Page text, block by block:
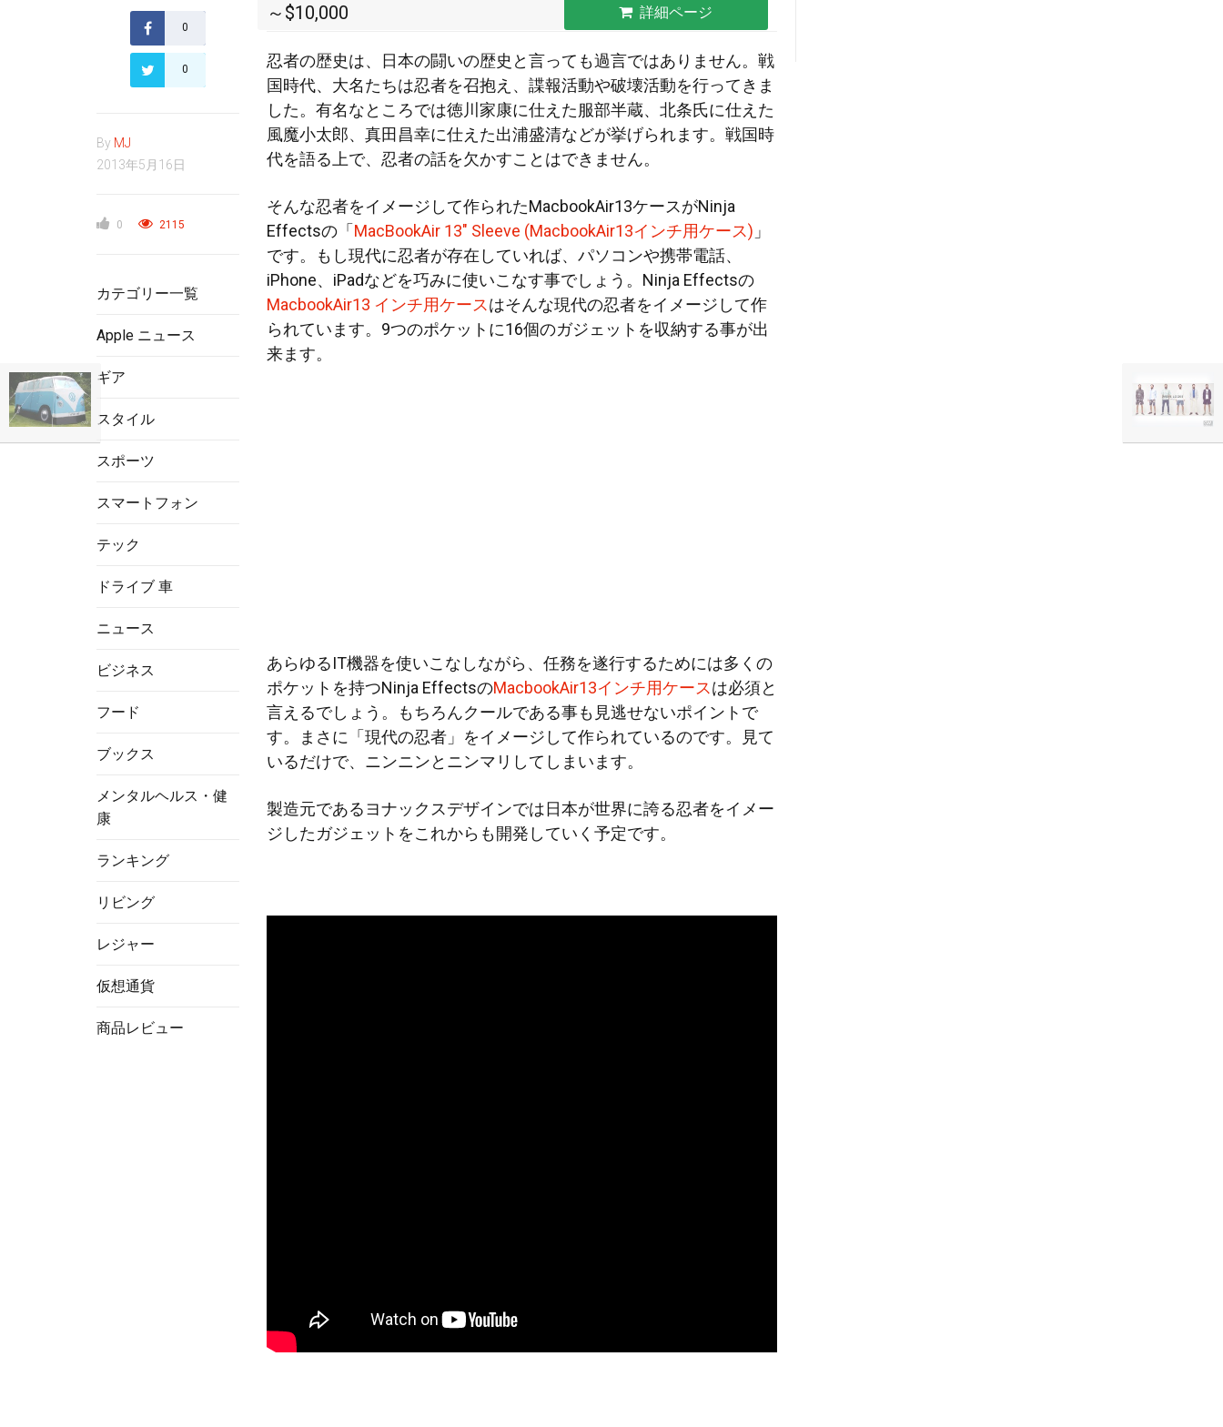
0
0
By MJ
2013年5月16日
0 2115
カテゴリー一覧
Apple ニュース
ギア
スタイル
スポーツ
スマートフォン
テック
ドライブ 車
ニュース
ビジネス
フード
ブックス
メンタルヘルス・健
康
ランキング
リビング
レジャー
仮想通貨
商品レビュー
～$10,000 詳細ページ
忍者の歴史は、日本の闘いの歴史と言っても過言ではありません。戦
国時代、大名たちは忍者を召抱え、諜報活動や破壊活動を行ってきま
した。有名なところでは徳川家康に仕えた服部半蔵、北条氏に仕えた
風魔小太郎、真田昌幸に仕えた出浦盛清などが挙げられます。戦国時
代を語る上で、忍者の話を欠かすことはできません。
そんな忍者をイメージして作られたMacbookAir13ケースがNinja
Effectsの「MacBookAir 13″ Sleeve (MacbookAir13インチ用ケース) 」
です。もし現代に忍者が存在していれば、パソコンや携帯電話、
iPhone、iPadなどを巧みに使いこなす事でしょう。Ninja Effectsの
MacbookAir13 インチ用ケースはそんな現代の忍者をイメージして作
られています。9つのポケットに16個のガジェットを収納する事が出
来ます。
あらゆるIT機器を使いこなしながら、任務を遂行するためには多くの
ポケットを持つNinja EffectsのMacbookAir13インチ用ケースは必須と
言えるでしょう。もちろんクールである事も見逃せないポイントで
す。まさに「現代の忍者」をイメージして作られているのです。見て
いるだけで、ニンニンとニンマリしてしまいます。
製造元であるヨナックスデザインでは日本が世界に誇る忍者をイメー
ジしたガジェットをこれからも開発していく予定です。